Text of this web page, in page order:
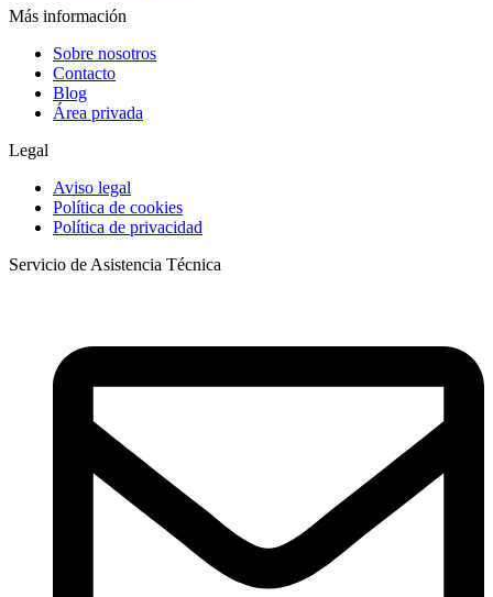
Más información
Sobre nosotros
Contacto
Blog
Área privada
Legal
Aviso legal
Política de cookies
Política de privacidad
Servicio de Asistencia Técnica